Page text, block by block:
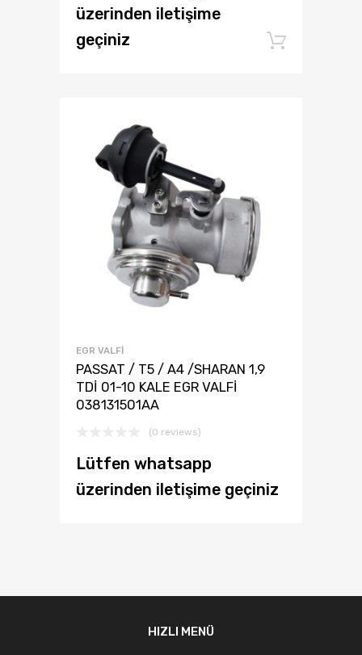
üzerinden iletişime
geçiniz
EGR VALFI
PASSAT / T5 / A4 /SHARAN 1,9
TDİ 01-10 KALE EGR VALFİ
038131501AA
(0 reviews)
Lütfen whatsapp
üzerinden iletişime geçiniz
HIZLI MENÜ